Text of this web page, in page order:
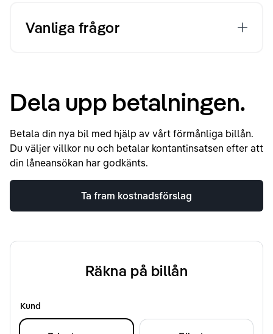
Vanliga frågor
Dela upp betalningen.
Betala din nya bil med hjälp av vårt förmånliga billån.
Du väljer villkor nu och betalar kontantinsatsen efter att
din låneansökan har godkänts.
Ta fram kostnadsförslag
Räkna på billån
Kund